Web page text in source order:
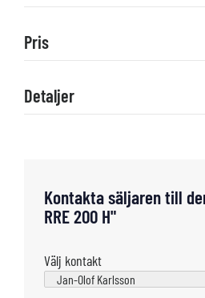
Pris
Detaljer
Kontakta säljaren till
RRE 200 H"
Välj kontakt